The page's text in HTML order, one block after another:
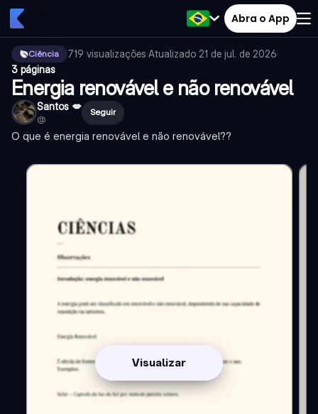
Abra o App
Ciência 719 visualizações·Atualizado 21 de jul. de 2026·
3 páginas
Energia renovável e não renovável
Santos 💋
@
Seguir
O que é energia renovável e não renovável??
Visualizar